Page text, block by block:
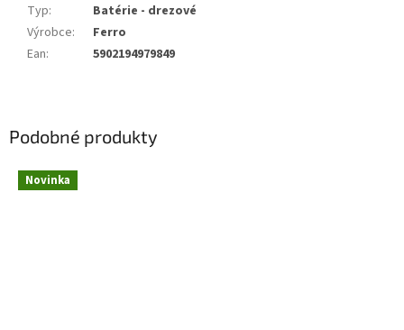
Typ:
Batérie - drezové
Výrobce:
Ferro
Ean: 5902194979849
Podobné produkty
Novinka